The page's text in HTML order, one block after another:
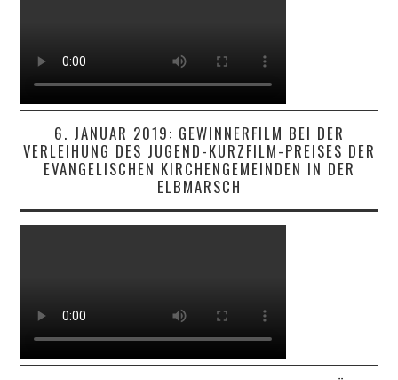
6. JANUAR 2019: GEWINNERFILM BEI DER
VERLEIHUNG DES JUGEND-KURZFILM-PREISES DER
EVANGELISCHEN KIRCHENGEMEINDEN IN DER
ELBMARSCH